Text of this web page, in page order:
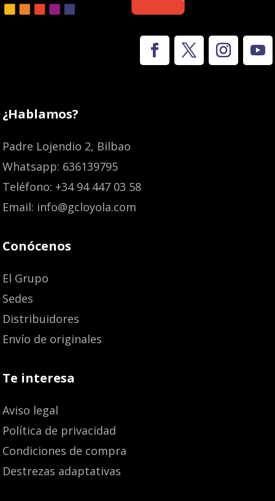
¿Hablamos?
Padre Lojendio 2, Bilbao
Whatsapp: 636139795
Teléfono: +34 94 447 03 58
Email: info@gcloyola.com
Conócenos
El Grupo
Sedes
Distribuidores
Envío de originales
Te interesa
Aviso legal
Política de privacidad
Condiciones de compra
Destrezas adaptativas